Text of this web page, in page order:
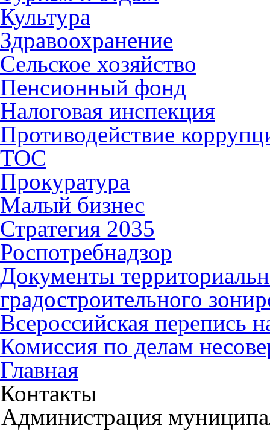
Культура
Здравоохранение
Сельское хозяйство
Пенсионный фонд
Налоговая инспекция
Противодействие
ТОС
Прокуратура
Малый бизнес
Стратегия 2035
Роспотребнадзор
Документы
градостроительного
Всероссийская перепись
Комиссия по делам
Главная
Контакты
Администрация